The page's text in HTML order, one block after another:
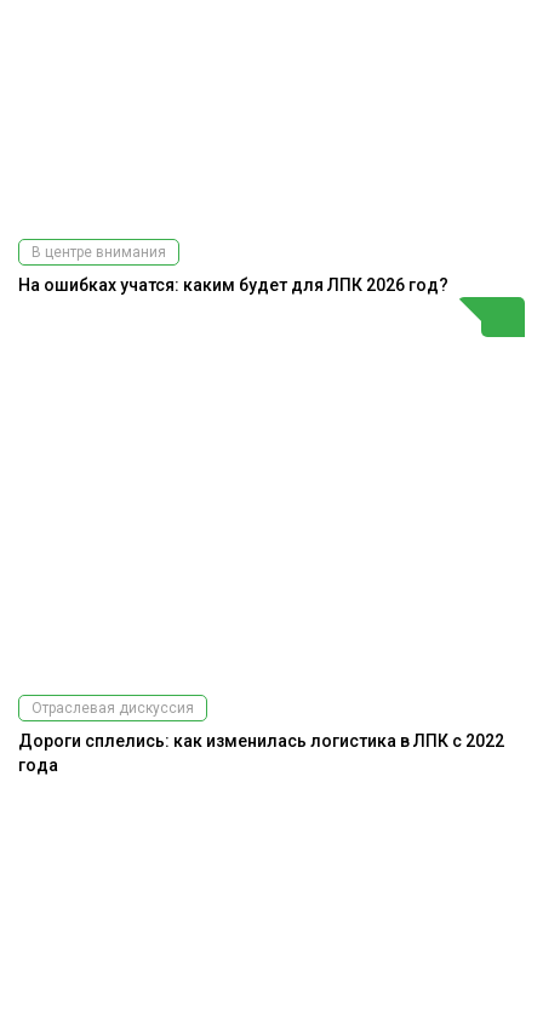
В центре внимания
На ошибках учатся: каким будет для ЛПК 2026 год?
Отраслевая дискуссия
Дороги сплелись: как изменилась логистика в ЛПК с 2022
года